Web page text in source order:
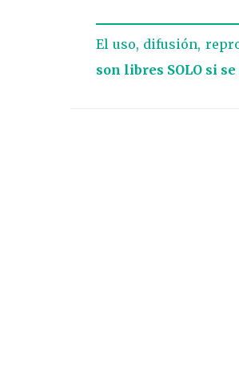
El uso, difusión,
son libres SOLO si